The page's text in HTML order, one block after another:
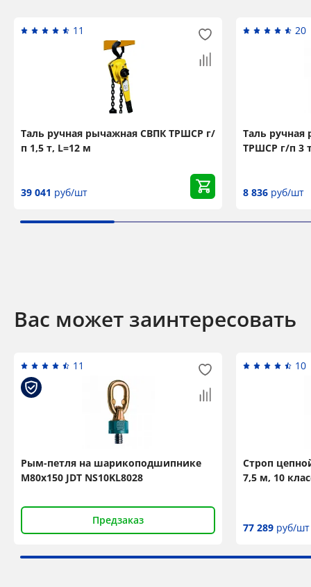
11
Таль ручная рычажная СВПК ТРШСР г/
п 1,5 т, L=12 м
39 041 руб/шт
20
Таль ручная
ТРШСР г/п 3
8 836 руб/шт
Вас может заинтересовать
11
Рым-петля на шарикоподшипнике
М80x150 JDT NS10KL8028
Предзаказ
10
Строп
7,5 м, 10
77 289 руб/шт